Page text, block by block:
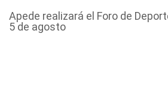
Apede realizará el Foro de
5 de agosto